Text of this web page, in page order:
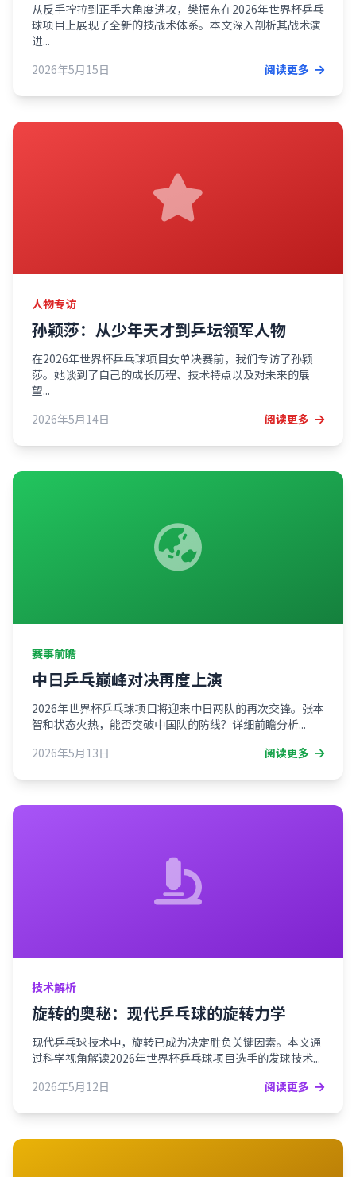
从反手拧拉到正手大角度进攻，樊振东在2026年世界杯乒乓
球项目上展现了全新的技战术体系。本文深入剖析其战术演
进...
2026年5月15日
阅读更多
人物专访
孙颖莎：从少年天才到乒坛领军人物
在2026年世界杯乒乓球项目女单决赛前，我们专访了孙颖
莎。她谈到了自己的成长历程、技术特点以及对未来的展
望...
2026年5月14日
阅读更多
赛事前瞻
中日乒乓巅峰对决再度上演
2026年世界杯乒乓球项目将迎来中日两队的再次交锋。张本
智和状态火热，能否突破中国队的防线？详细前瞻分析...
2026年5月13日
阅读更多
技术解析
旋转的奥秘：现代乒乓球的旋转力学
现代乒乓球技术中，旋转已成为决定胜负关键因素。本文通
过科学视角解读2026年世界杯乒乓球项目选手的发球技术...
2026年5月12日
阅读更多